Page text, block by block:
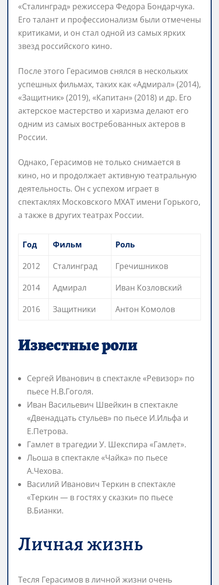
«Сталинград» режиссера Федора Бондарчука.
Его талант и профессионализм были отмечены
критиками, и он стал одной из самых ярких
звезд российского кино.
После этого Герасимов снялся в нескольких
успешных фильмах, таких как «Адмирал» (2014),
«Защитник» (2019), «Капитан» (2018) и др. Его
актерское мастерство и харизма делают его
одним из самых востребованных актеров в
России.
Однако, Герасимов не только снимается в
кино, но и продолжает активную театральную
деятельность. Он с успехом играет в
спектаклях Московского МХАТ имени Горького,
а также в других театрах России.
Год Фильм
Роль
2012
Сталинград
Гречишников
2014
Адмирал
Иван Козловский
2016
Защитники Антон Комолов
Известные роли
Сергей Иванович в спектакле «Ревизор» по
пьесе Н.В.Гоголя.
Иван Васильевич Швейкин в спектакле
«Двенадцать стульев» по пьесе И.Ильфа и
Е.Петрова.
Гамлет в трагедии У. Шекспира «Гамлет».
Льоша в спектакле «Чайка» по пьесе
А.Чехова.
Василий Иванович Теркин в спектакле
«Теркин — в гостях у сказки» по пьесе
В.Бианки.
Личная жизнь
Тесля Герасимов в личной жизни очень